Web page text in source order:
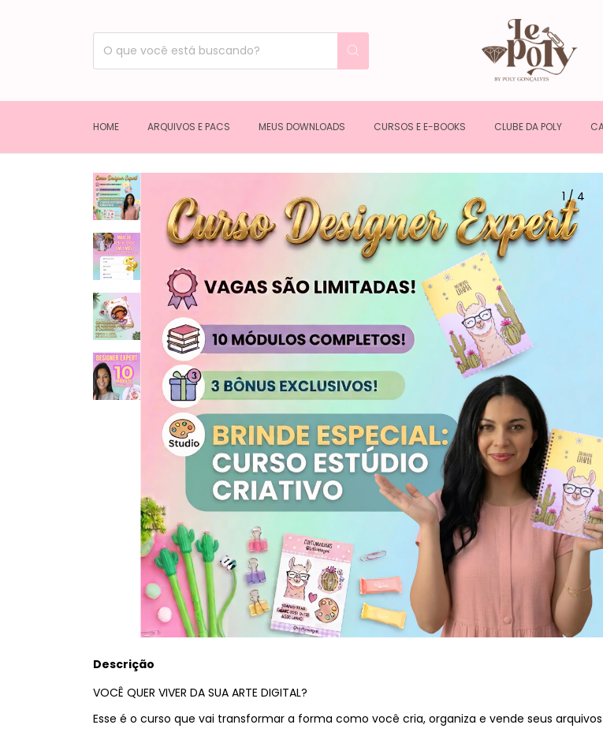
HOME ARQUIVOS E PACS MEUS DOWNLOADS CURSOS E E-BOOKS CLUBE DA POLY
1 /4
Descrição
VOCÊ QUER VIVER DA SUA ARTE DIGITAL?
Esse é o curso que vai transformar a forma como você cria, organiza e vende seus